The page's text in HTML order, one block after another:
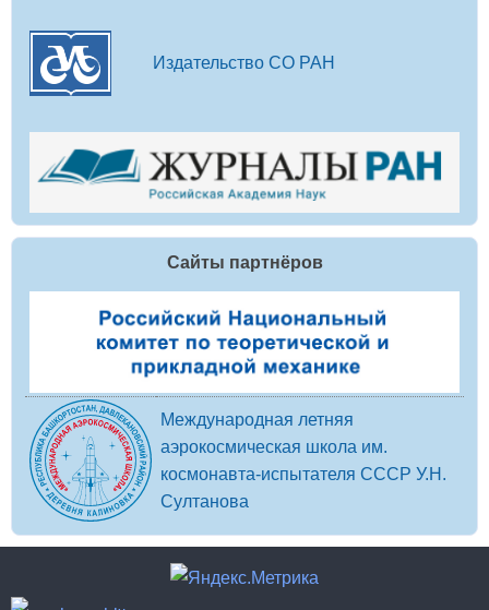
Издательство СО РАН
Сайты партнёров
Международная летняя
аэрокосмическая школа им.
космонавта-испытателя СССР У.Н.
Султанова